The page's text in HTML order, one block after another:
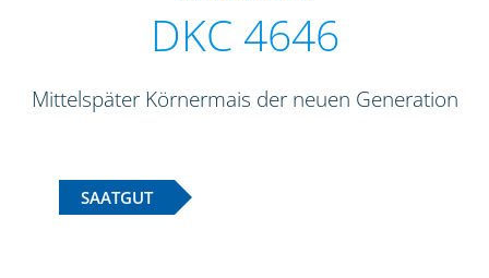
DKC 4646
Mittelspäter Körnermais der neuen Generation
SAATGUT